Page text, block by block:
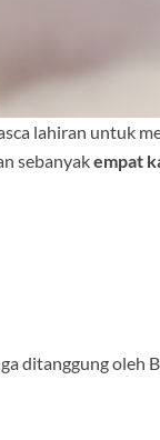
lahiran untuk
sebanyakempat
ditanggung oleh